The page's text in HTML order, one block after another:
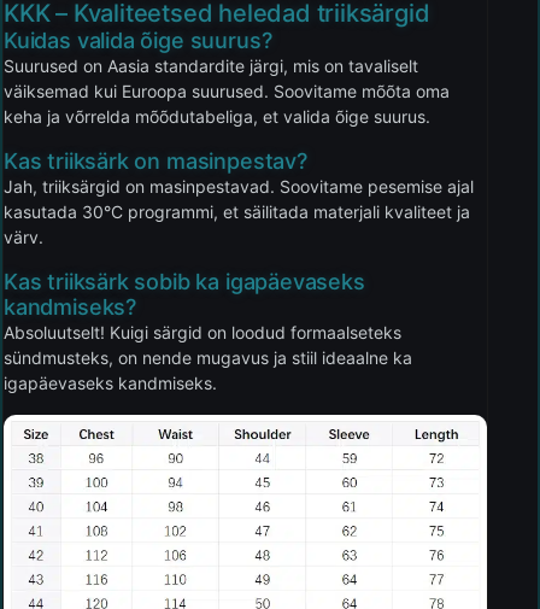
KKK – Kvaliteetsed heledad triiksärgid
Kuidas valida õige suurus?
Suurused on Aasia standardite järgi, mis on tavaliselt
väiksemad kui Euroopa suurused. Soovitame mõõta oma
keha ja võrrelda mõõdutabeliga, et valida õige suurus.
Kas triiksärk on masinpestav?
Jah, triiksärgid on masinpestavad. Soovitame pesemise ajal
kasutada 30°C programmi, et säilitada materjali kvaliteet ja
värv.
Kas triiksärk sobib ka igapäevaseks
kandmiseks?
Absoluutselt! Kuigi särgid on loodud formaalseteks
sündmusteks, on nende mugavus ja stiil ideaalne ka
igapäevaseks kandmiseks.